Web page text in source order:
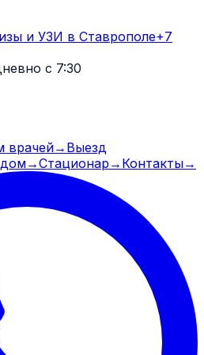
и УЗИ в Ставрополе+7
с 7:30
врачей→ Выезд
→Стационар → Контакты→